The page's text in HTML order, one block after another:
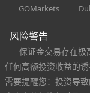
GOMarkets
风险警告
保证金交易存在极
任何高额投资收益的
需要提醒您：投资导